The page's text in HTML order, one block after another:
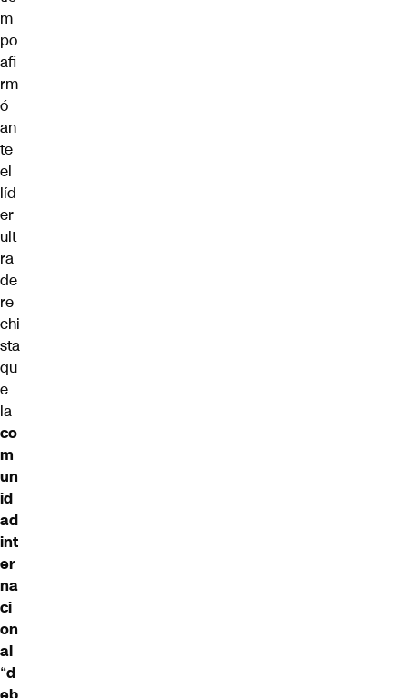
m
po
afi
rm
ó
an
te
el
líd
er
ult
ra
de
re
chi
sta
qu
e
la
co
m
un
id
ad
int
er
na
ci
on
al
“d